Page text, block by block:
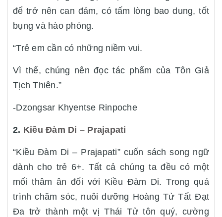
để trở nên can đảm, có tấm lòng bao dung, tốt
bụng và hào phóng.
“Trẻ em cần có những niềm vui.
Vì thế, chúng nên đọc tác phẩm của Tôn Giả
Tịch Thiên.”
-Dzongsar Khyentse Rinpoche
2. Kiều Đàm Di – Prajapati
“Kiều Đàm Di – Prajapati” cuốn sách song ngữ
dành cho trẻ 6+. Tất cả chúng ta đều có một
mối thâm ân đối với Kiều Đàm Di. Trong quá
trình chăm sóc, nuôi dưỡng Hoàng Tử Tất Đạt
Đa trở thành một vị Thái Tử tôn quý, cường